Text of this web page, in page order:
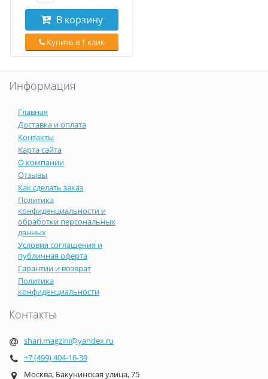
В корзину
Купить в 1 клик
Информация
Главная
Доставка и оплата
Контакты
Карта сайта
О компании
Отзывы
Как сделать заказ
Политика
конфиденциальности и
обработки персональных
данных
Условия соглашения и
публичная оферта
Гарантии и возврат
Политика
конфиденциальности
Контакты
shari.magzini@yandex.ru
+7 (499) 404-16-39
Москва, Бакунинская улица, 75